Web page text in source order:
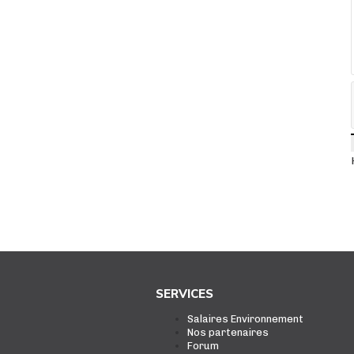
SERVICES
Salaires Environnement
Nos partenaires
Forum